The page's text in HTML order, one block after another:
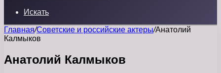
Искать
Главная/Советские и российские актеры/Анатолий
Калмыков
Анатолий Калмыков